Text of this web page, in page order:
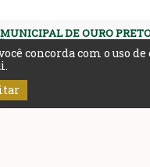
DE OURO
DO RIO BRANCO, 12 - PILAR
MINAS GERAIS | CEP 35400-000
(31) 3559-3200
de funcionamento
à sexta-feira, 9:00 às 18:00
Tecnologia da Informação -
concorda com o uso
.